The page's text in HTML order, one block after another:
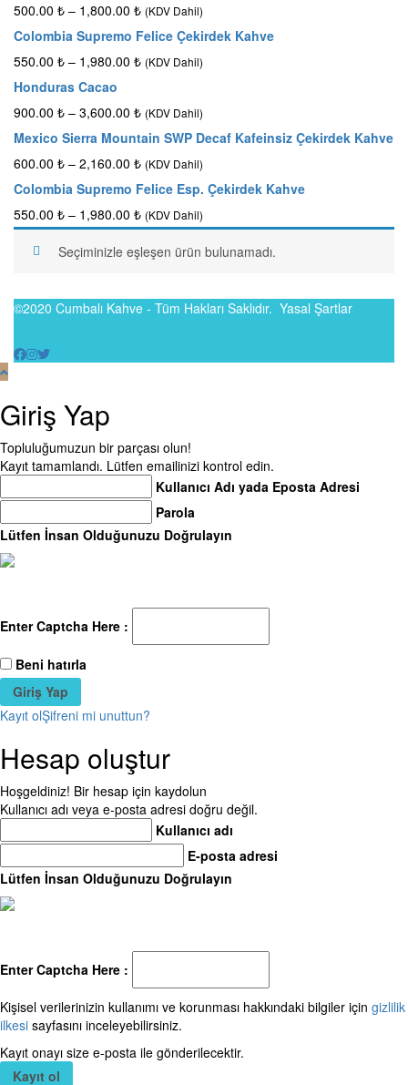
500.00 ₺ – 1,800.00 ₺ (KDV Dahil)
Colombia Supremo Felice Çekirdek Kahve
550.00 ₺ – 1,980.00 ₺ (KDV Dahil)
Honduras Cacao
900.00 ₺ – 3,600.00 ₺ (KDV Dahil)
Mexico Sierra Mountain SWP Decaf Kafeinsiz Çekirdek Kahve
600.00 ₺ – 2,160.00 ₺ (KDV Dahil)
Colombia Supremo Felice Esp. Çekirdek Kahve
550.00 ₺ – 1,980.00 ₺ (KDV Dahil)
Seçiminizle eşleşen ürün bulunamadı.
©2020 Cumbalı Kahve - Tüm Hakları Saklıdır. Yasal Şartlar
Giriş Yap
Topluluğumuzun bir parçası olun!
Kayıt tamamlandı. Lütfen emailinizi kontrol edin.
Kullanıcı Adı yada Eposta Adresi
Parola
Lütfen İnsan Olduğunuzu Doğrulayın
Enter Captcha Here :
Beni hatırla
Kayıt olŞifreni mi unuttun?
Hesap oluştur
Hoşgeldiniz! Bir hesap için kaydolun
Kullanıcı adı veya e-posta adresi doğru değil.
Kullanıcı adı
E-posta adresi
Lütfen İnsan Olduğunuzu Doğrulayın
Enter Captcha Here :
Kişisel verilerinizin kullanımı ve korunması hakkındaki bilgiler için gizlilik
ilkesi sayfasını inceleyebilirsiniz.
Kayıt onayı size e-posta ile gönderilecektir.